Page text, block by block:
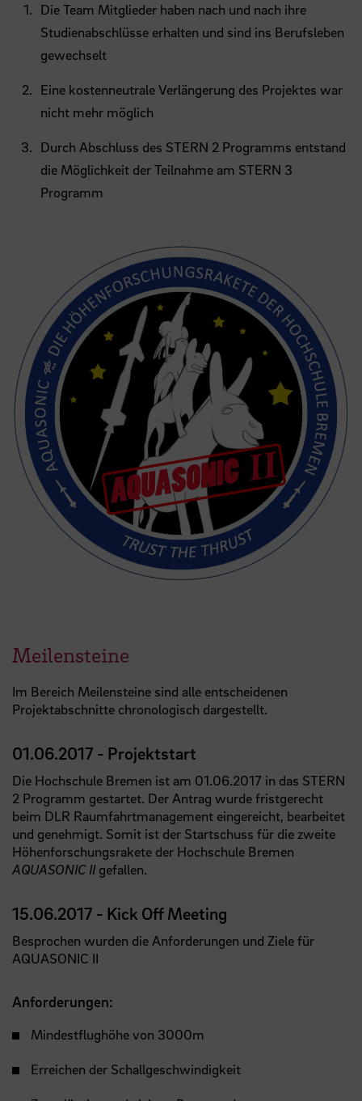
Die Team Mitglieder haben nach und nach ihre
Studienabschlüsse erhalten und sind ins Berufsleben
gewechselt
Eine kostenneutrale Verlängerung des Projektes war
nicht mehr möglich
Durch Abschluss des STERN 2 Programms entstand
die Möglichkeit der Teilnahme am STERN 3
Programm
Meilensteine
Im Bereich Meilensteine sind alle entscheidenen
Projektabschnitte chronologisch dargestellt.
01.06.2017 - Projektstart
Die Hochschule Bremen ist am 01.06.2017 in das STERN
2 Programm gestartet. Der Antrag wurde fristgerecht
beim DLR Raumfahrtmanagement eingereicht, bearbeitet
und genehmigt. Somit ist der Startschuss für die zweite
Höhenforschungsrakete der Hochschule Bremen
AQUASONIC IIgefallen.
15.06.2017 - Kick Off Meeting
Besprochen wurden die Anforderungen und Ziele für
AQUASONIC II
Anforderungen:
Mindestflughöhe von 3000m
Erreichen der Schallgeschwindigkeit